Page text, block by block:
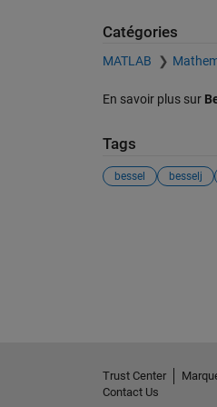
Catégories
MATLAB
En savoir plus sur
Tags
bessel besselj
Trust Center
Contact Us